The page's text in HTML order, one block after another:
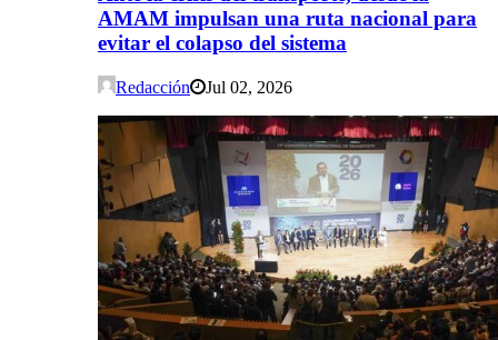
AMAM impulsan una ruta nacional para
evitar el colapso del sistema
Redacción Jul 02, 2026